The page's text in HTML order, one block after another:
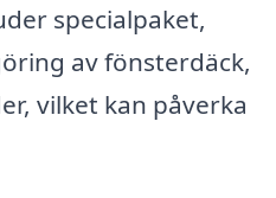
specialpaket,
av fönsterdäck,
vilket kan påverka